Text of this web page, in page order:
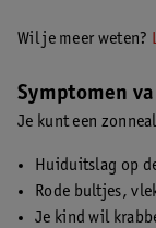
Wil je meer weten?
Symptomen
Je kunt een
Huiduitslag op
Rode bultjes,
Je kind wil